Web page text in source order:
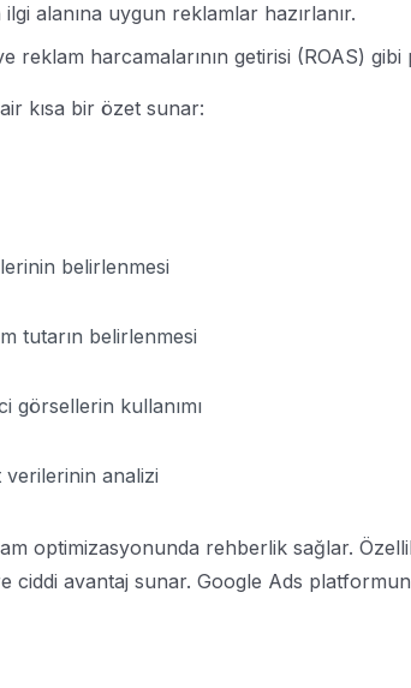
alanına uygun reklamlar hazırlanır.
reklam harcamalarının getirisi (ROAS)
kısa bir özet sunar:
belirlenmesi
tutarın belirlenmesi
görsellerin kullanımı
verilerinin analizi
optimizasyonunda rehberlik sağlar.
ciddi avantaj sunar. Google Ads